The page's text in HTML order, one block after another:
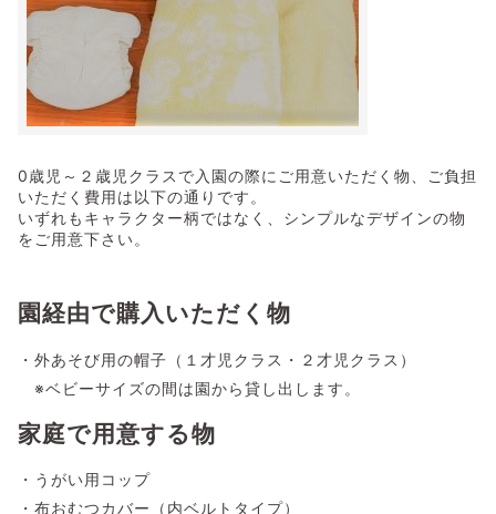
0歳児～２歳児クラスで入園の際にご用意いただく物、ご負担
いただく費用は以下の通りです。
いずれもキャラクター柄ではなく、シンプルなデザインの物
をご用意下さい。
園経由で購入いただく物
・外あそび用の帽子（１才児クラス・２才児クラス）
※ベビーサイズの間は園から貸し出します。
家庭で用意する物
・うがい用コップ
・布おむつカバー（内ベルトタイプ）